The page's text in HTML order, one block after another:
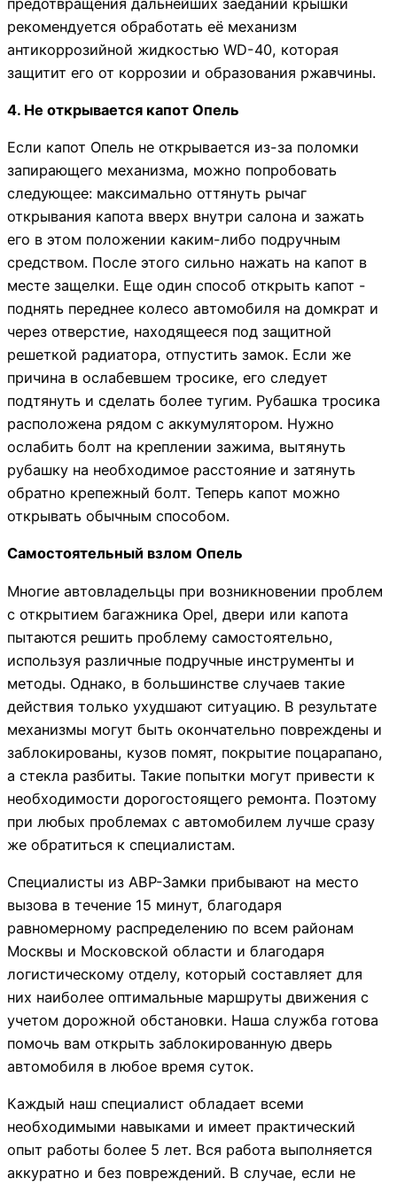
рекомендуется обработать её механизм
антикоррозийной жидкостью WD-40, которая
защитит его от коррозии и образования ржавчины.
4. Не открывается капот Опель
Если капот Опель не открывается из-за поломки
запирающего механизма, можно попробовать
следующее: максимально оттянуть рычаг
открывания капота вверх внутри салона и зажать
его в этом положении каким-либо подручным
средством. После этого сильно нажать на капот в
месте защелки. Еще один способ открыть капот -
поднять переднее колесо автомобиля на домкрат и
через отверстие, находящееся под защитной
решеткой радиатора, отпустить замок. Если же
причина в ослабевшем тросике, его следует
подтянуть и сделать более тугим. Рубашка тросика
расположена рядом с аккумулятором. Нужно
ослабить болт на креплении зажима, вытянуть
рубашку на необходимое расстояние и затянуть
обратно крепежный болт. Теперь капот можно
открывать обычным способом.
Самостоятельный взлом Опель
Многие автовладельцы при возникновении проблем
с открытием багажника Opel, двери или капота
пытаются решить проблему самостоятельно,
используя различные подручные инструменты и
методы. Однако, в большинстве случаев такие
действия только ухудшают ситуацию. В результате
механизмы могут быть окончательно повреждены и
заблокированы, кузов помят, покрытие поцарапано,
а стекла разбиты. Такие попытки могут привести к
необходимости дорогостоящего ремонта. Поэтому
при любых проблемах с автомобилем лучше сразу
же обратиться к специалистам.
Специалисты из АВР-Замки прибывают на место
вызова в течение 15 минут, благодаря
равномерному распределению по всем районам
Москвы и Московской области и благодаря
логистическому отделу, который составляет для
них наиболее оптимальные маршруты движения с
учетом дорожной обстановки. Наша служба готова
помочь вам открыть заблокированную дверь
автомобиля в любое время суток.
Каждый наш специалист обладает всеми
необходимыми навыками и имеет практический
опыт работы более 5 лет. Вся работа выполняется
аккуратно и без повреждений. В случае, если не